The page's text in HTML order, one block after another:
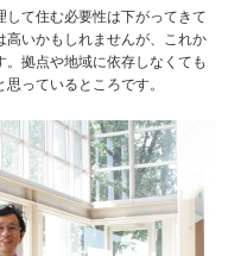
て住む必要性は下がってきて
高いかもしれませんが、これか
拠点や地域に依存しなくても
っているところです。